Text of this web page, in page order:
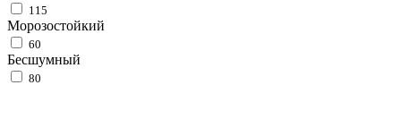
115
Морозостойкий
60
Бесшумный
80